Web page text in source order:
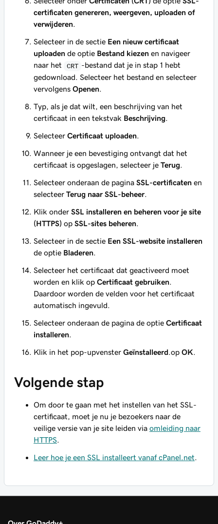
certificaten genereren, weergeven, uploaden of
verwijderen.
Selecteer in de sectie Een nieuw certificaat
uploaden de optie Bestand kiezen en navigeer
naar het
CRT -bestand dat je in stap 1 hebt
gedownload. Selecteer het bestand en selecteer
vervolgens Openen.
Typ, als je dat wilt, een beschrijving van het
certificaat in een tekstvak Beschrijving.
Selecteer Certificaat uploaden.
Wanneer je een bevestiging ontvangt dat het
certificaat is opgeslagen, selecteer je Terug.
Selecteer onderaan de pagina SSL-certificaten en
selecteer Terug naar SSL-beheer.
Klik onder SSL installeren en beheren voor je site
(HTTPS) op SSL-sites beheren.
Selecteer in de sectie Een SSL-website installeren
de optie Bladeren.
Selecteer het certificaat dat geactiveerd moet
worden en klik op Certificaat gebruiken.
Daardoor worden de velden voor het certificaat
automatisch ingevuld.
Selecteer onderaan de pagina de optie Certificaat
installeren.
Klik in het pop-upvenster Geïnstalleerd.op OK.
Volgende stap
Om door te gaan met het instellen van het SSL-
certificaat, moet je nu je bezoekers naar de
veilige versie van je site leiden via omleiding naar
HTTPS.
Leer hoe je een SSL installeert vanaf cPanel.net.